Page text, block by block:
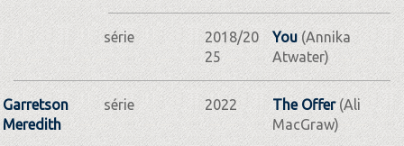
série
2018/20
25
You(Annika
Atwater)
Garretson
Meredith
série 2022 The Offer(Ali
MacGraw)